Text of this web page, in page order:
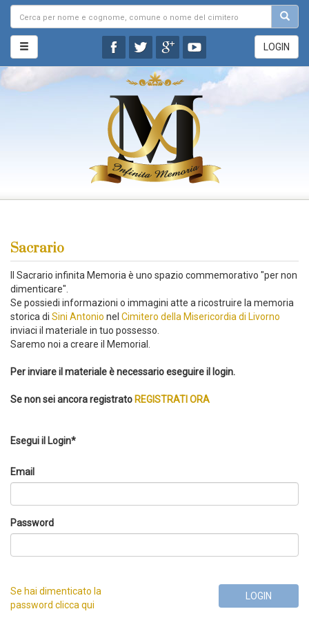
LOGIN
Sacrario
Il Sacrario infinita Memoria è uno spazio commemorativo "per non
dimenticare".
Se possiedi informazioni o immagini atte a ricostruire la memoria
storica di Sini Antonio nel Cimitero della Misericordia di Livorno
inviaci il materiale in tuo possesso.
Saremo noi a creare il Memorial.
Per inviare il materiale è necessario eseguire il login.
Se non sei ancora registrato REGISTRATI ORA
Esegui il Login*
Email
Password
Se hai dimenticato la
password clicca qui
LOGIN